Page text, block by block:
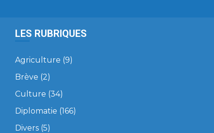
LES RUBRIQUES
Agriculture (9)
Brève (2)
Culture (34)
Diplomatie (166)
Divers(5)